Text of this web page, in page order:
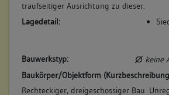
traufseitiger Ausrichtung zu dieser.
Lagedetail:
Bauwerkstyp:
keine
Baukörper/Objektform
Rechteckiger, dreigeschossiger Bau.